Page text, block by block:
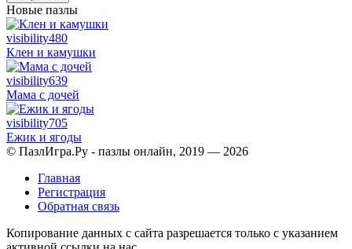
Новые пазлы
visibility480
Клен и камушки
visibility639
Мама с дочей
visibility705
Ежик и ягоды
© ПазлИгра.Ру - пазлы онлайн, 2019 — 2026
Главная
Регистрация
Обратная связь
Копирование данных с сайта разрешается только с указанием